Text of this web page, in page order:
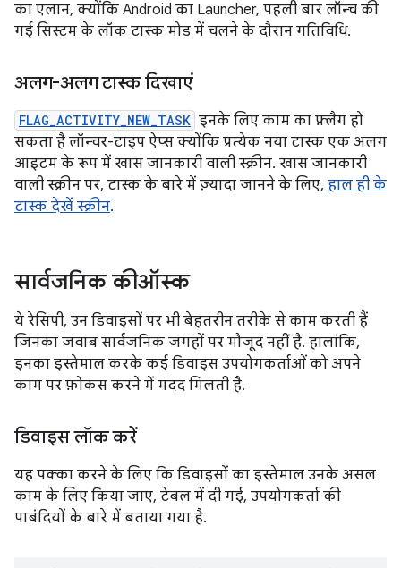
का एलान, क्योंकि Android का Launcher, पहली बार लॉन्च की
गई सिस्टम के लॉक टास्क मोड में चलने के दौरान गतिविधि.
अलग-अलग टास्क दिखाएं
FLAG_ACTIVITY_NEW_TASK इनके लिए काम का फ़्लैग हो
सकता है लॉन्चर-टाइप ऐप्स क्योंकि प्रत्येक नया टास्क एक अलग
आइटम के रूप में खास जानकारी वाली स्क्रीन. खास जानकारी
वाली स्क्रीन पर, टास्क के बारे में ज़्यादा जानने के लिए, हाल ही के
टास्क देखें स्क्रीन.
सार्वजनिक कीऑस्क
ये रेसिपी, उन डिवाइसों पर भी बेहतरीन तरीके से काम करती हैं
जिनका जवाब सार्वजनिक जगहों पर मौजूद नहीं है. हालांकि,
इनका इस्तेमाल करके कई डिवाइस उपयोगकर्ताओं को अपने
काम पर फ़ोकस करने में मदद मिलती है.
डिवाइस लॉक करें
यह पक्का करने के लिए कि डिवाइसों का इस्तेमाल उनके असल
काम के लिए किया जाए, टेबल में दी गई, उपयोगकर्ता की
पाबंदियों के बारे में बताया गया है.